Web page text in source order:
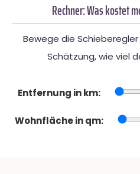
Rechner: Was kostet
Bewege die
Schätzung, wie viel
Entfernung in km:
Wohnfläche in qm: